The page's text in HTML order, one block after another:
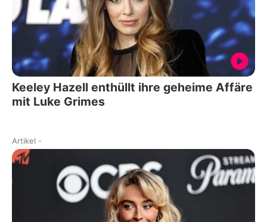
Keeley Hazell enthüllt ihre geheime Affäre
mit Luke Grimes
Artikel -